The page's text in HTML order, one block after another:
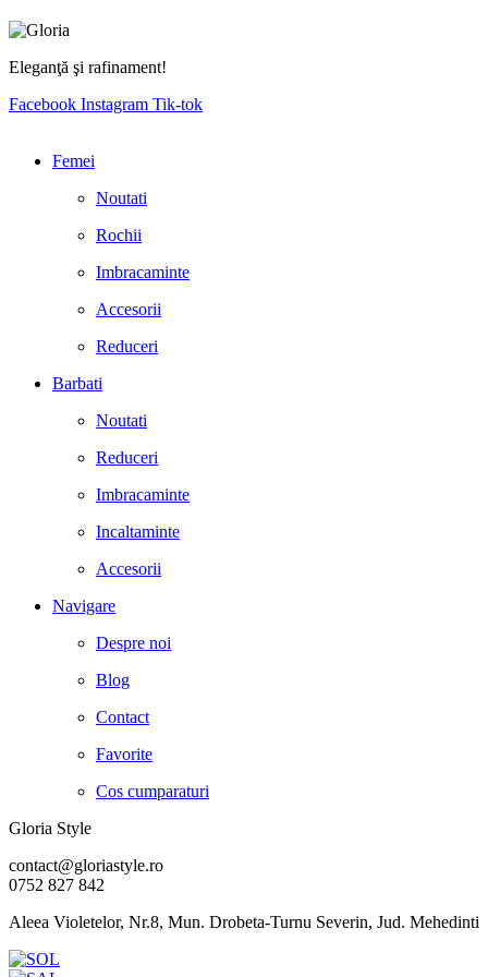
Eleganţă şi rafinament!
Facebook Instagram Tik-tok
Femei
Noutati
Rochii
Imbracaminte
Accesorii
Reduceri
Barbati
Noutati
Reduceri
Imbracaminte
Incaltaminte
Accesorii
Navigare
Despre noi
Blog
Contact
Favorite
Cos cumparaturi
Gloria Style
contact@gloriastyle.ro
0752 827 842
Aleea Violetelor, Nr.8, Mun. Drobeta-Turnu Severin, Jud. Mehedinti